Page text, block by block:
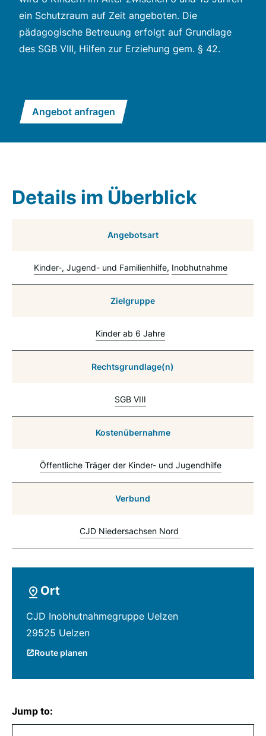
ein Schutzraum auf Zeit angeboten. Die
pädagogische Betreuung erfolgt auf Grundlage
des SGB VIII, Hilfen zur Erziehung gem. § 42.
Angebot anfragen
Details im Überblick
Angebotsart
Kinder-, Jugend- und Familienhilfe Inobhutnahme
Zielgruppe
Kinder ab 6 Jahre
Rechtsgrundlage(n)
SGB VIII
Kostenübernahme
Öffentliche Träger der Kinder- und Jugendhilfe
Verbund
CJD Niedersachsen Nord
Ort
CJD Inobhutnahmegruppe Uelzen
29525 Uelzen
Route planen
Jump to: